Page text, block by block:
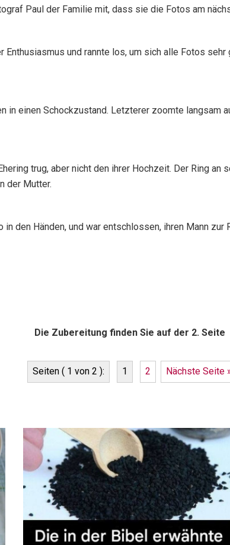
Paul der Familie mit, dass sie die Fotos am
und rannte los, um sich alle Fotos
einen Schockzustand. Letzterer zoomte langsam
trug, aber nicht den ihrer Hochzeit. Der Ring
der Mutter.
den Händen, und war entschlossen, ihren Mann
Die Zubereitung finden Sie auf der 2. Seite
Seiten ( 1 von 2 ): 1 2 Nächste Seite